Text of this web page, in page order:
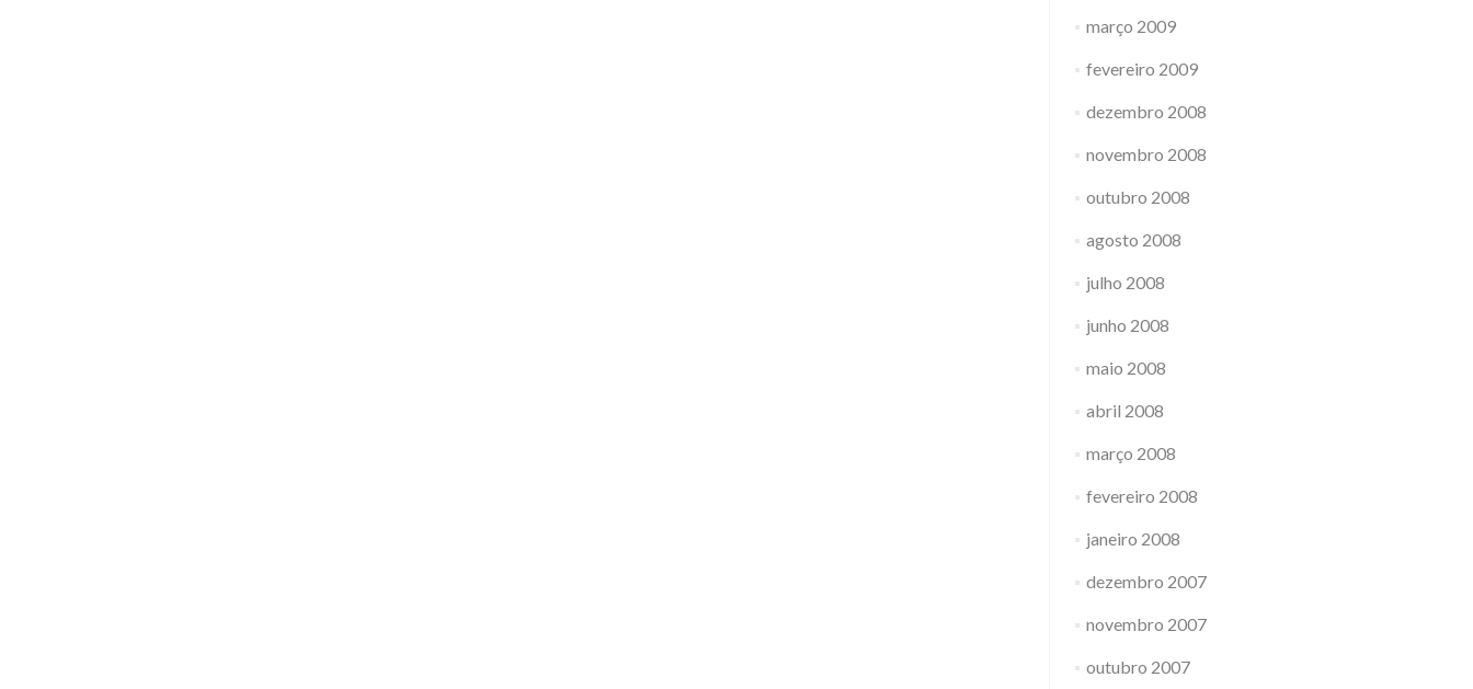
março 2009
fevereiro 2009
dezembro 2008
novembro 2008
outubro 2008
agosto 2008
julho 2008
junho 2008
maio 2008
abril 2008
março 2008
fevereiro 2008
janeiro 2008
dezembro 2007
novembro 2007
outubro 2007